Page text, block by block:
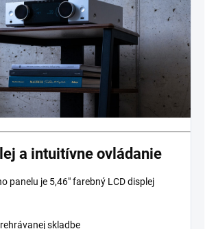
a intuitívne ovládanie
panelu je 5,46" farebný LCD displej
skladbe